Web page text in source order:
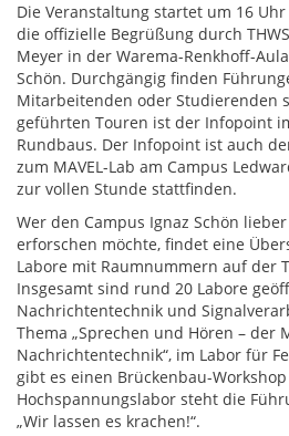
Die Veranstaltung startet um 16
die offizielle Begrüßung durch
Meyer in der Warema-Renkhoff-
Schön. Durchgängig finden
Mitarbeitenden oder Studierenden
geführten Touren ist der Infopoint
Rundbaus. Der Infopoint ist auch
zum MAVEL-Lab am Campus
zur vollen Stunde stattfinden.
Wer den Campus Ignaz Schön
erforschen möchte, findet eine
Labore mit Raumnummern auf der
Insgesamt sind rund 20 Labore
Nachrichtentechnik und
Thema „Sprechen und Hören – der
Nachrichtentechnik“, im Labor für
gibt es einen Brückenbau-
Hochspannungslabor steht die
„Wir lassen es krachen!“.